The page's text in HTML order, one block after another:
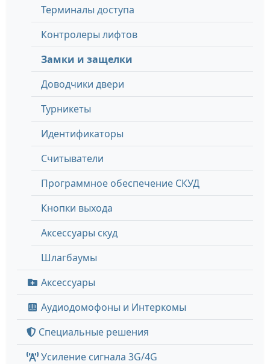
Терминалы доступа
Контролеры лифтов
Замки и защелки
Доводчики двери
Турникеты
Идентификаторы
Считыватели
Программное обеспечение СКУД
Кнопки выхода
Аксессуары скуд
Шлагбаумы
Аксессуары
Аудиодомофоны и Интеркомы
Специальные решения
Усиление сигнала 3G/4G